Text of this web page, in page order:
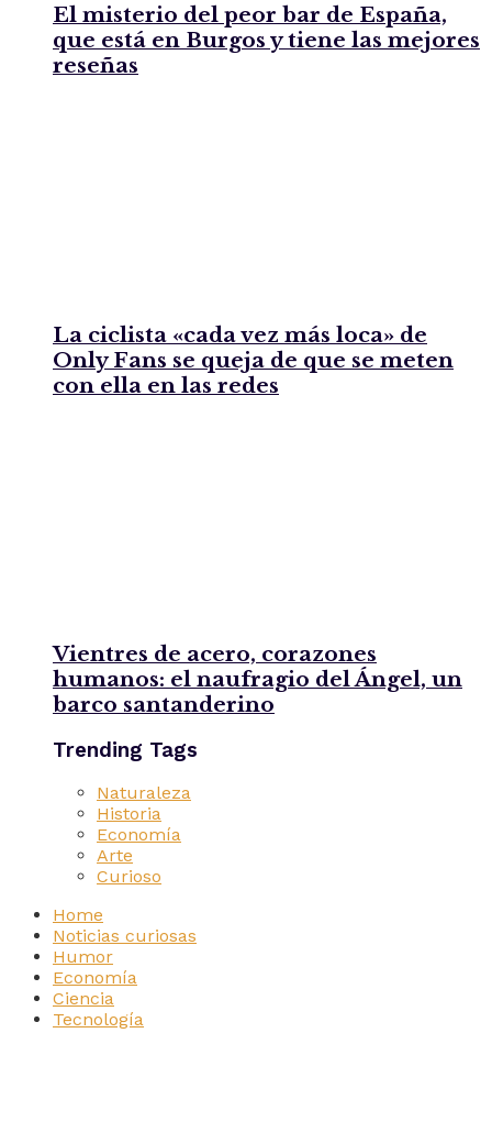
El misterio del peor bar de España,
que está en Burgos y tiene las mejores
reseñas
La ciclista «cada vez más loca» de
Only Fans se queja de que se meten
con ella en las redes
Vientres de acero, corazones
humanos: el naufragio del Ángel, un
barco santanderino
Trending Tags
Naturaleza
Historia
Economía
Arte
Curioso
Home
Noticias curiosas
Humor
Economía
Ciencia
Tecnología